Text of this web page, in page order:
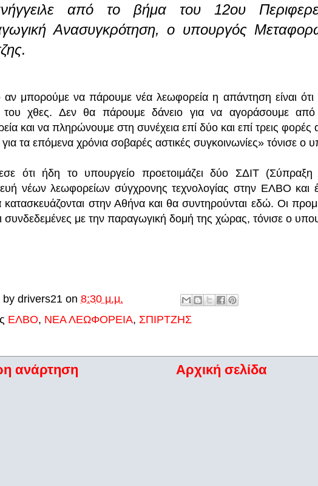
από το βήμα του 12ου
Ανασυγκρότηση, ο υπουργός
αν μπορούμε να πάρουμε νέα λεωφορεία η απάντηση είναι
του χθες. Δεν θα πάρουμε δάνειο για να αγοράσουμε από
και να πληρώνουμε στη συνέχεια επί δύο και επί τρεις φορές
τα επόμενα χρόνια σοβαρές αστικές συγκοινωνίες» τόνισε ο
ότι ήδη το υπουργείο προετοιμάζει δύο ΣΔΙΤ (Σύπραξη
νέων λεωφορείων σύγχρονης τεχνολογίας στην ΕΛΒΟ και
στην Αθήνα και θα συντηρούνται εδώ. Οι
συνδεδεμένες με την παραγωγική δομή της χώρας, τόνισε ο
by drivers21 on 8:30 μ.μ.
ΕΛΒΟ, ΝΕΑ ΛΕΩΦΟΡΕΙΑ, ΣΠΙΡΤΖΗΣ
ανάρτηση Αρχική σελίδα